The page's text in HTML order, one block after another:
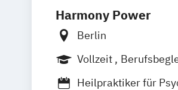
Harmony Power
Berlin
Vollzeit
Heilpraktiker für